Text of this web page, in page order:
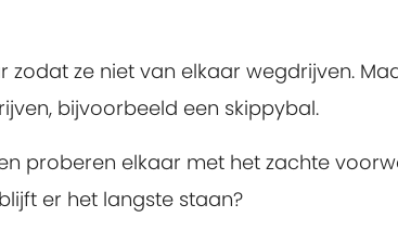
ze niet van elkaar wegdrijven.
bijvoorbeeld een skippybal.
proberen elkaar met het zachte
er het langste staan?